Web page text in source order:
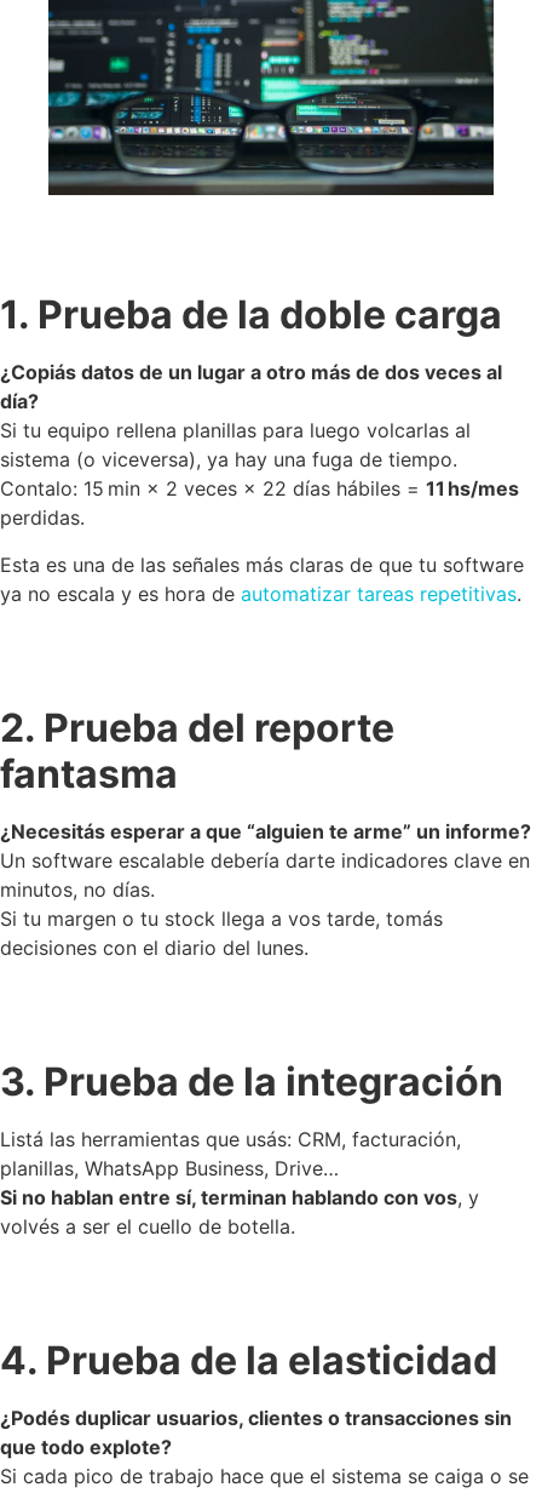
1. Prueba de la doble carga
¿Copiás datos de un lugar a otro más de dos veces al
día?
Si tu equipo rellena planillas para luego volcarlas al
sistema (o viceversa), ya hay una fuga de tiempo.
Contalo: 15 min × 2 veces × 22 días hábiles = 11 hs/mes
perdidas.
Esta es una de las señales más claras de que tu software
ya no escala y es hora de automatizar tareas repetitivas.
2. Prueba del reporte
fantasma
¿Necesitás esperar a que “alguien te arme” un informe?
Un software escalable debería darte indicadores clave en
minutos, no días.
Si tu margen o tu stock llega a vos tarde, tomás
decisiones con el diario del lunes.
3. Prueba de la integración
Listá las herramientas que usás: CRM, facturación,
planillas, WhatsApp Business, Drive…
Si no hablan entre sí, terminan hablando con vos, y
volvés a ser el cuello de botella.
4. Prueba de la elasticidad
¿Podés duplicar usuarios, clientes o transacciones sin
que todo explote?
Si cada pico de trabajo hace que el sistema se caiga o se